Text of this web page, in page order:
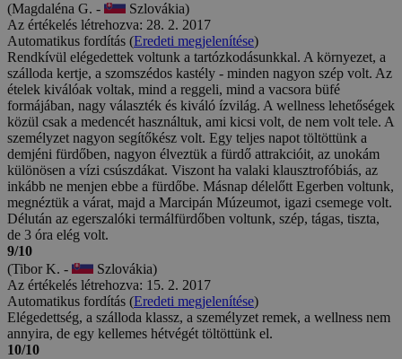
(Magdaléna G. -
Szlovákia)
Az értékelés létrehozva: 28. 2. 2017
Automatikus fordítás (Eredeti megjelenítése)
Rendkívül elégedettek voltunk a tartózkodásunkkal. A környezet, a
szálloda kertje, a szomszédos kastély - minden nagyon szép volt. Az
ételek kiválóak voltak, mind a reggeli, mind a vacsora büfé
formájában, nagy választék és kiváló ízvilág. A wellness lehetőségek
közül csak a medencét használtuk, ami kicsi volt, de nem volt tele. A
személyzet nagyon segítőkész volt. Egy teljes napot töltöttünk a
demjéni fürdőben, nagyon élveztük a fürdő attrakcióit, az unokám
különösen a vízi csúszdákat. Viszont ha valaki klausztrofóbiás, az
inkább ne menjen ebbe a fürdőbe. Másnap délelőtt Egerben voltunk,
megnéztük a várat, majd a Marcipán Múzeumot, igazi csemege volt.
Délután az egerszalóki termálfürdőben voltunk, szép, tágas, tiszta,
de 3 óra elég volt.
9/10
(Tibor K. -
Szlovákia)
Az értékelés létrehozva: 15. 2. 2017
Automatikus fordítás (Eredeti megjelenítése)
Elégedettség, a szálloda klassz, a személyzet remek, a wellness nem
annyira, de egy kellemes hétvégét töltöttünk el.
10/10